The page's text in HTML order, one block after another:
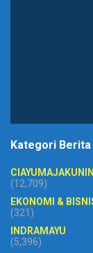
Kategori Berita
(12,709)
EKONOMI &
(321)
INDRAMAYU
(5,396)